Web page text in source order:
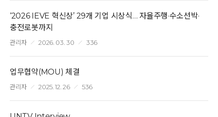
‘2026 IEVE 혁신상’ 29개 기업 시상식… 자율주행·수소선박·
충전로봇까지
관리자 2026. 03. 30 336
업무협약(MOU) 체결
관리자 2025. 12. 26 536